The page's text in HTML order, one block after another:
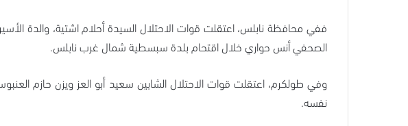
ففي محافظة نابلس، اعتقلت قوات الاحتلال السيدة أحلام اشتية، والدة
الصحفي أنس حواري خلال اقتحام بلدة سبسطية شمال غرب نابلس.
وفي طولكرم، اعتقلت قوات الاحتلال الشابين سعيد أبو العز ويزن حازم
نفسه.